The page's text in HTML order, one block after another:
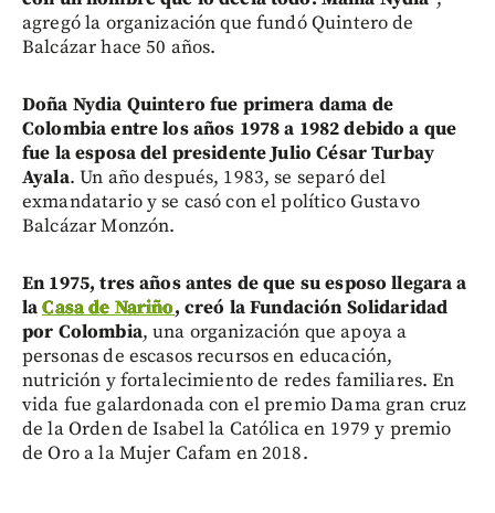
agregó la organización que fundó Quintero de
Balcázar hace 50 años.
Doña Nydia Quintero fue primera dama de
Colombia entre los años 1978 a 1982 debido a que
fue la esposa del presidente Julio César Turbay
Ayala. Un año después, 1983, se separó del
exmandatario y se casó con el político Gustavo
Balcázar Monzón.
En 1975, tres años antes de que su esposo llegara a
laCasa de Nariño, creó la Fundación Solidaridad
por Colombia, una organización que apoya a
personas de escasos recursos en educación,
nutrición y fortalecimiento de redes familiares. En
vida fue galardonada con el premio Dama gran cruz
de la Orden de Isabel la Católica en 1979 y premio
de Oro a la Mujer Cafam en 2018.